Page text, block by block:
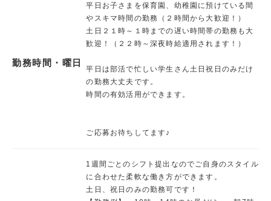
勤務時間・曜日
平日お子さまを保育園、幼稚園に預けている間
やスキマ時間の勤務（２時間から大歓迎！）
土日２１時～１時までの遅い時間帯の勤務も大
歓迎！（２２時～深夜時給適用されます！）
平日は部活で忙しい学生さん土日祝日のみだけ
の勤務大丈夫です。
時間の有効活用ができます。
ご応募お待ちしてます♪
1週間ごとのシフト提出なのでご自身のスタイル
に合わせた柔軟な働き方ができます。
土日、祝日のみの勤務可です！